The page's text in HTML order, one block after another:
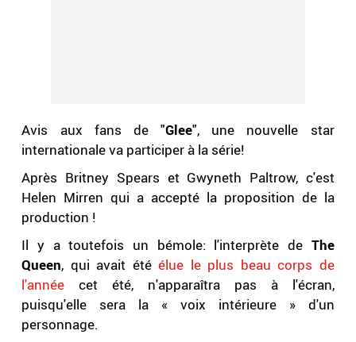
Avis aux fans de "Glee", une nouvelle star
internationale va participer à la série!
Après Britney Spears et Gwyneth Paltrow, c'est
Helen Mirren qui a accepté la proposition de la
production !
Il y a toutefois un bémole: l'interprète de The
Queen, qui avait étéélue le plus beau corps de
l'année cet été, n'apparaîtra pas à l'écran,
puisqu'elle sera la « voix intérieure » d'un
personnage.